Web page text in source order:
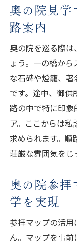
奥の院見学
路案内
奥の院を巡る際は
ょう。一の橋か
な石碑や燈籠、
です。途中、御供
路の中で特に印象
ア。ここからは私
求められます。順
荘厳な雰囲気をじ
奥の院参拝
学を実現
参拝マップの活用
ん。マップを事